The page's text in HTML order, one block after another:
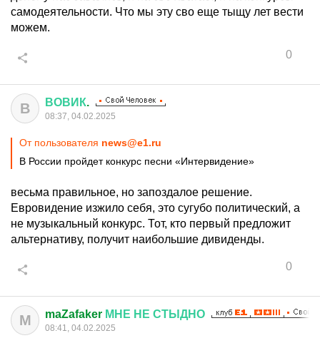
самодеятельности. Что мы эту сво еще тыщу лет вести
можем.
0
В ВОВИК.
08:37, 04.02.2025
От пользователя news@e1.ru
В России пройдет конкурс песни «Интервидение»
весьма правильное, но запоздалое решение.
Евровидение изжило себя, это сугубо политический, а
не музыкальный конкурс. Тот, кто первый предложит
альтернативу, получит наибольшие дивиденды.
0
M maZafaker МНЕ НЕ СТЫДНО
08:41, 04.02.2025